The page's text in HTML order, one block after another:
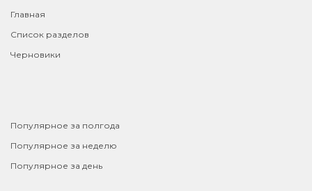
Главная
Список разделов
Черновики
Популярное за полгода
Популярное за неделю
Популярное за день